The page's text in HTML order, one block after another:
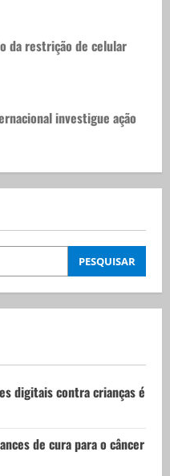
da restrição de celular
investigue ação
PESQUISAR
digitais contra crianças é
de cura para o câncer